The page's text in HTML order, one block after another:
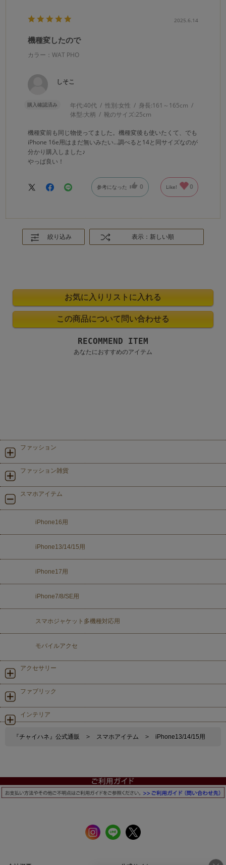
2025.6.14
機種変したので
カラー：WAT PHO
しそこ
購入確認済み 年代:40代 性別:女性 身長:161～165cm
体型:大柄 靴のサイズ:25cm
機種変前も同じ物使ってました。機種変後も使いたくて、でも
iPhone 16e用はまだ無いみたい…調べると14と同サイズなのが
分かり購入しました♪
やっぱ良い！
参考になった 0 Like! 0
絞り込み 表示：新しい順
RECOMMEND ITEM
あなたにおすすめのアイテム
ファッション
ファッション雑貨
スマホアイテム
iPhone16用
iPhone13/14/15用
iPhone17用
iPhone7/8/SE用
スマホジャケット多機種対応用
モバイルアクセ
アクセサリー
ファブリック
インテリア
『チャイハネ』公式通販 > スマホアイテム > iPhone13/14/15用